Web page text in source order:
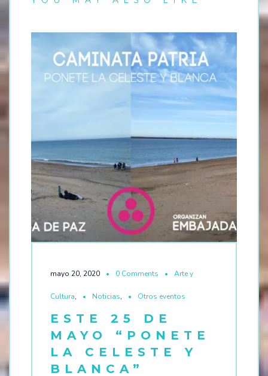
mayo 20, 2020 0 Comments Arte y
Cultura, Noticias, Otros eventos
ESTE 25 DE
MAYO “PONETE
LA CELESTE Y
BLANCA”